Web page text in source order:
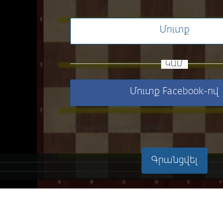
Մուտք
ԿԱՄ
Մուտք Facebook-ով
Մոռացե՞լ եք գաղտնաբառը
Գրանցվել